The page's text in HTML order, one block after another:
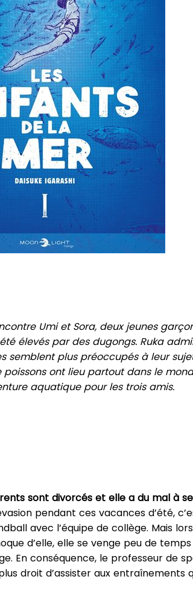
Umi et Sora, deux jeunes
élevés par des dugongs. Ruka
semblent plus préoccupés à leur
ont lieu partout dans le
aquatique pour les trois amis.
sont divorcés et elle a du mal à
pendant ces vacances d’été,
avec l’équipe de collège. Mais
d’elle, elle se venge peu de
En conséquence, le professeur de
droit d’assister aux entraînements